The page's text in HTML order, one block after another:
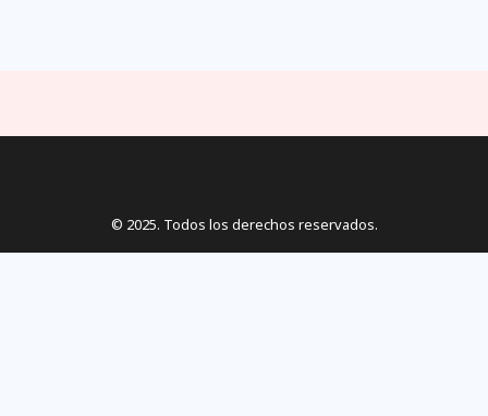
© 2025. Todos los derechos reservados.